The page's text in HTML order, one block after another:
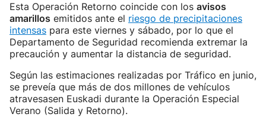
Esta Operación Retorno coincide con los avisos
amarillos emitidos ante el riesgo de precipitaciones
intensas para este viernes y sábado, por lo que el
Departamento de Seguridad recomienda extremar la
precaución y aumentar la distancia de seguridad.
Según las estimaciones realizadas por Tráfico en junio,
se preveía que más de dos millones de vehículos
atravesasen Euskadi durante la Operación Especial
Verano (Salida y Retorno).